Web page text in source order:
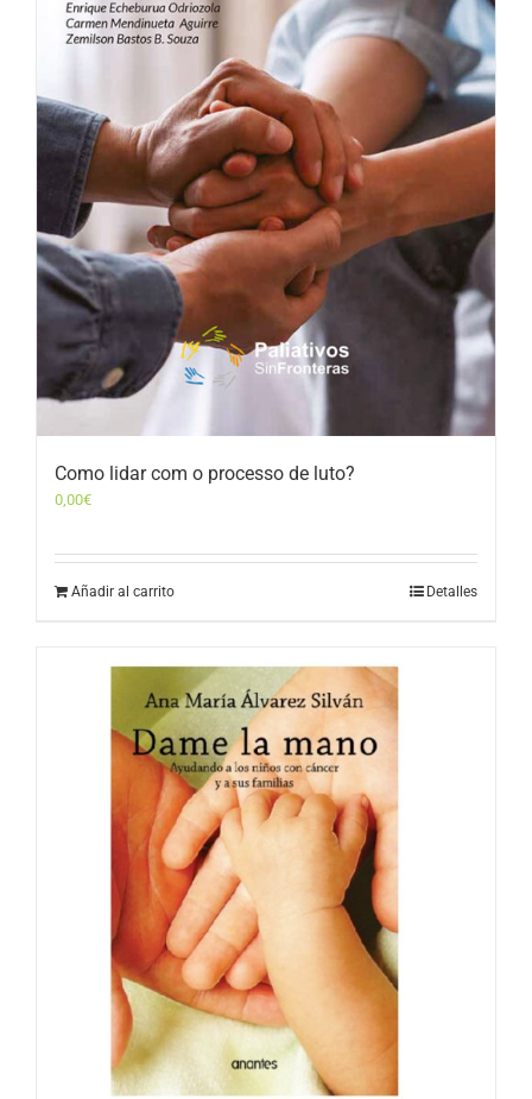
Como lidar com o processo de luto?
0,00€
Añadir al carrito Detalles